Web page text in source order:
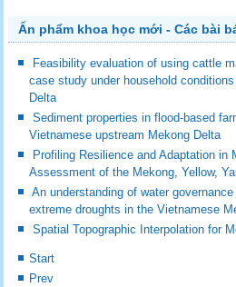
Ấn phẩm khoa học mới - Các bài
Feasibility evaluation of using cattle
case study under household
Delta
Sediment properties in flood-based
Vietnamese upstream Mekong Delta
Profiling Resilience and Adaptation in
Assessment of the Mekong, Yellow,
An understanding of water
extreme droughts in the Vietnamese
Spatial Topographic Interpolation for
Start
Prev